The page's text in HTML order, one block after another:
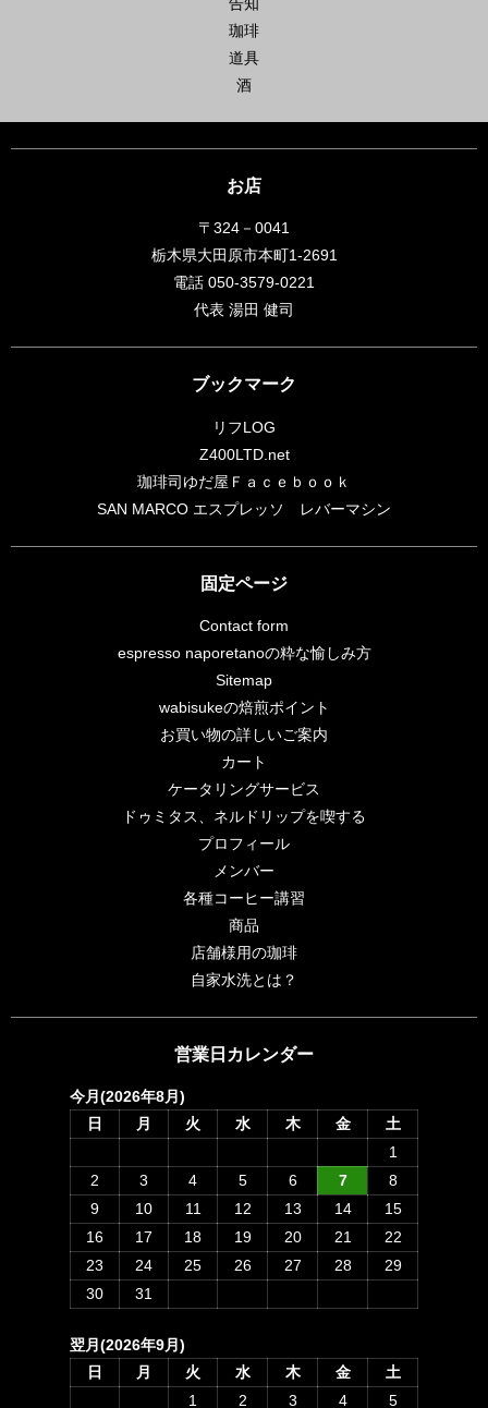
珈琲
道具
酒
お店
〒324－0041
栃木県大田原市本町1-2691
電話 050-3579-0221
代表 湯田 健司
ブックマーク
リフLOG
Z400LTD.net
珈琲司ゆだ屋Ｆａｃｅｂｏｏｋ
SAN MARCO エスプレッソ レバーマシン
固定ページ
Contact form
espresso naporetanoの粋な愉しみ方
Sitemap
wabisukeの焙煎ポイント
お買い物の詳しいご案内
カート
ケータリングサービス
ドゥミタス、ネルドリップを喫する
プロフィール
メンバー
各種コーヒー講習
商品
店舗様用の珈琲
自家水洗とは？
営業日カレンダー
今月(2026年8月)
日
月 火 水 木 金
土
1
2
3 4 5 6 7
8
9
10 11 12 13 14
15
16
17 18 19 20 21
22
23
24 25 26 27 28
29
30
31
翌月(2026年9月)
日
月 火 水 木 金
土
1
2 3 4 5